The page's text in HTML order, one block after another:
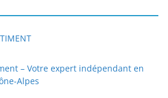
– Votre expert indépendant en
Alpes